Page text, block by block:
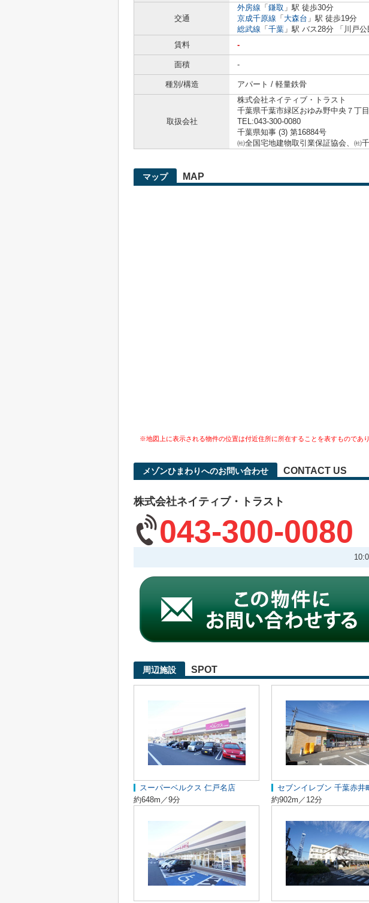
交通
外房線 「 鎌取 」駅 徒歩30分
京成千原線 「 大森台 」駅 徒歩19分
総武線 「 千葉 」駅 バス28分 「川戸
賃料
-
面積 -
種別/構造 アパート / 軽量鉄骨
取扱会社
株式会社ネイティブ・トラスト
千葉県千葉市緑区おゆみ野中央７丁
TEL:043-300-0080
千葉県知事 (3) 第16884号
㈳全国宅地建物取引業保証協会、㈳
マップ MAP
※地図上に表示される物件の位置は付近住所に所在することを表すものであ
メゾンひまわりへのお問い合わせ CONTACT US
株式会社ネイティブ・トラスト
043-300-0080
周辺施設 SPOT
スーパーベルクス 仁戸名店
約648m／9分
セブンイレブン 千葉赤井
約902m／12分